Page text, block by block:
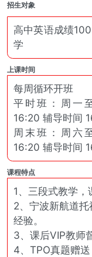
招生对象
高中英语成绩
学
上课时间
每周循环开班
平时班：周一
16:20 辅导时间
周末班：周六
16:20 辅导时间
课程特点
1、三段式教学，
2、宁波新航道
经验。
3、课后VIP教师
4、TPO真题赠送